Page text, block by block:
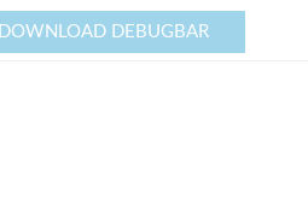
DOWNLOAD DEBUGBAR